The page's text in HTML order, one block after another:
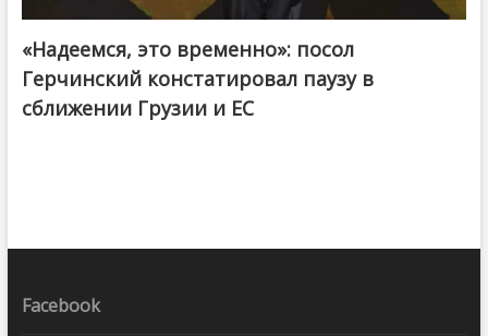
«Надеемся, это временно»: посол
Герчинский констатировал паузу в
сближении Грузии и ЕС
Facebook